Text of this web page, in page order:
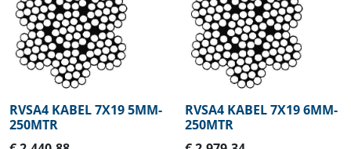
RVSA4 KABEL 7X19 5MM-
250MTR
RVSA4 KABEL 7X19 6MM-
250MTR